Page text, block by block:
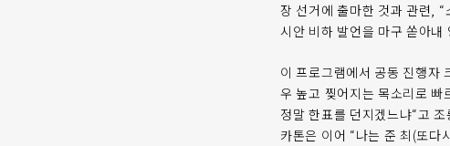
장 선거에 출마한 것과 관련,
시안 비하 발언을 마구 쏟아
이 프로그램에서 공동 진행자
우 높고 찢어지는 목소리로 빠
정말 한표를 던지겠느냐“고
카톤은 이어 “나는 준 최(또다